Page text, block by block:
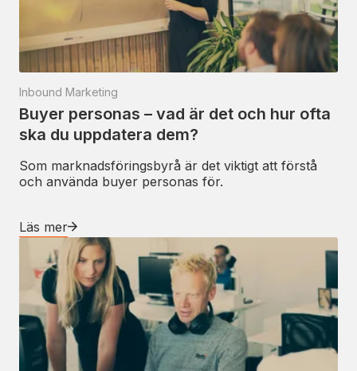
Inbound Marketing
Buyer personas – vad är det och hur ofta
ska du uppdatera dem?
Som marknadsföringsbyrå är det viktigt att förstå
och använda buyer personas för.
Läs mer